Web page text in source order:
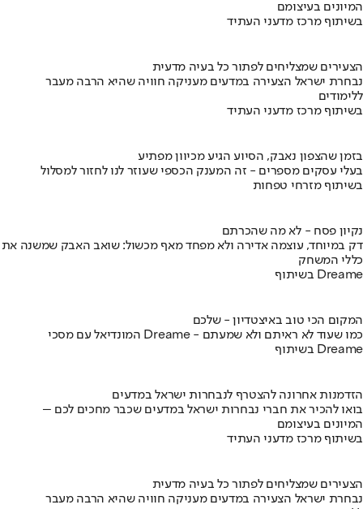
המיונים בעיצומם
בשיתוף מרכז מדעני העתיד
הצעירים שמצליחים לפתור כל בעיה מדעית
נבחרת ישראל הצעירה במדעים מעניקה חוויה שהיא הרבה מעבר
ללימודים
בשיתוף מרכז מדעני העתיד
בזמן שהצפון נאבק, הסיוע הגיע מכיוון מפתיע
בעלי עסקים מספרים - זה המענק הכספי שעוזר לנו לחזור למסלול
בשיתוף מזרחי טפחות
נקיון פסח - לא מה שהכרתם
דק במיוחד, עוצמה אדירה ולא מפחד מאף מכשול: שואב האבק שמשנה את
כללי המשחק
בשיתוף Dreame
המקום הכי טוב באיצטדיון - שלכם
המונדיאל עם מסכי Dreame - כמו שעוד לא ראיתם ולא שמעתם
בשיתוף Dreame
הזדמנות אחרונה להצטרף לנבחרות ישראל במדעים
בואו להכיר את חברי נבחרות ישראל במדעים שכבר מחכים לכם –
המיונים בעיצומם
בשיתוף מרכז מדעני העתיד
הצעירים שמצליחים לפתור כל בעיה מדעית
נבחרת ישראל הצעירה במדעים מעניקה חוויה שהיא הרבה מעבר